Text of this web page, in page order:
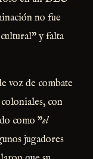
no fue
y falta
voz de combate
con
como "el
jugadores